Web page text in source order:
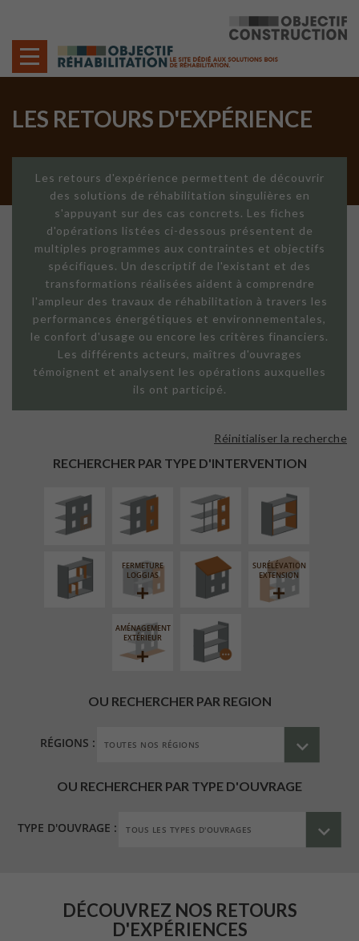
LES RETOURS D'EXPÉRIENCE
Les retours d'expérience permettent de découvrir
des solutions de réhabilitation singulières en
s'appuyant sur des cas concrets. Les fiches
d'opérations listées ci-dessous présentent de
multiples programmes aux contraintes et objectifs
spécifiques. Un descriptif de l'existant et des
transformations réalisées aident à comprendre
l'ampleur des travaux de réhabilitation à travers les
performances énergétiques et environnementales,
le confort d'usage ou encore les critères financiers.
Les différents acteurs, maîtres d'ouvrages
témoignent et analysent les opérations auxquelles
ils ont participé.
RECHERCHER PAR TYPE D'INTERVENTION
Réinitialiser la recherche
EXTÉRIEURE
FAÇADE SUR
LINÉAIRE
ISOLATION
INTÉRIEURE
RÉAMÉNAGEMENT
INTÉRIEUR
FERMETURE
LOGGIAS
RÉFECTION DES
TOITURES
SURÉLÉVATION
EXTENSION
AMÉNAGEMENT
EXTÉRIEUR
PROCÉDÉ
PARTICULIER
OU RECHERCHER PAR REGION
RÉGIONS :
OU RECHERCHER PAR TYPE D'OUVRAGE
TYPE D'OUVRAGE :
DÉCOUVREZ NOS RETOURS
D'EXPÉRIENCES